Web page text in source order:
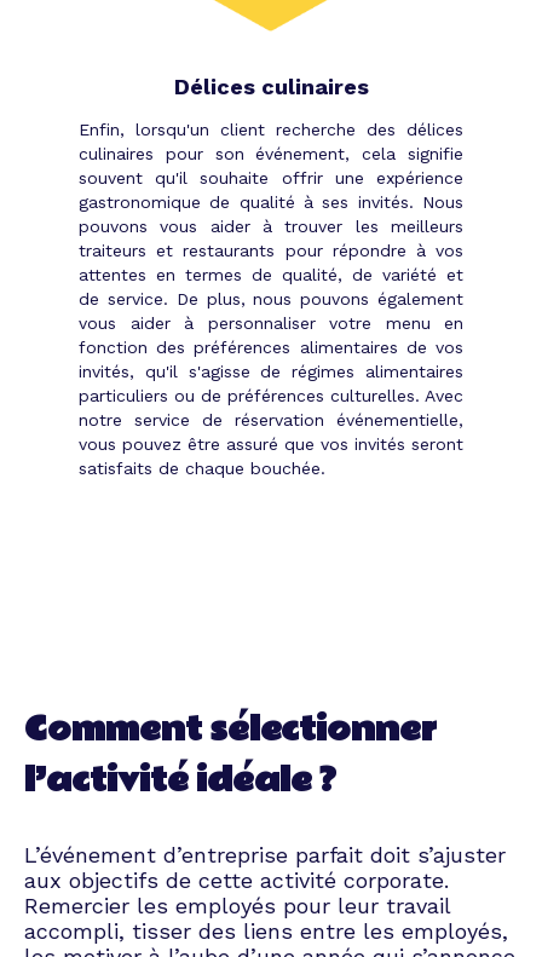
Délices culinaires
Enfin, lorsqu'un client recherche des délices
culinaires pour son événement, cela signifie
souvent qu'il souhaite offrir une expérience
gastronomique de qualité à ses invités. Nous
pouvons vous aider à trouver les meilleurs
traiteurs et restaurants pour répondre à vos
attentes en termes de qualité, de variété et
de service. De plus, nous pouvons également
vous aider à personnaliser votre menu en
fonction des préférences alimentaires de vos
invités, qu'il s'agisse de régimes alimentaires
particuliers ou de préférences culturelles. Avec
notre service de réservation événementielle,
vous pouvez être assuré que vos invités seront
satisfaits de chaque bouchée.
Comment sélectionner
l’activité idéale ?
L’événement d’entreprise parfait doit s’ajuster
aux objectifs de cette activité corporate.
Remercier les employés pour leur travail
accompli, tisser des liens entre les employés,